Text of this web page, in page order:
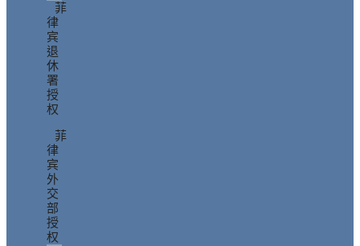
菲
律
宾
退
休
署
授
权
菲
律
宾
外
交
部
授
权